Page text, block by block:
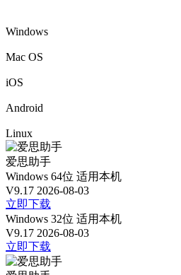
Windows
Mac OS
iOS
Android
Linux
爱思助手
Windows 64位 适用本机
V9.17 2026-08-03
立即下载
Windows 32位 适用本机
V9.17 2026-08-03
立即下载